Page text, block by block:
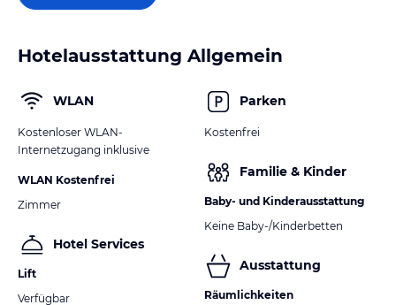
Hotelausstattung Allgemein
WLAN
Kostenloser WLAN-
Internetzugang inklusive
WLAN Kostenfrei
Zimmer
Hotel Services
Lift
Verfügbar
Parken
Kostenfrei
Familie & Kinder
Baby- und Kinderausstattung
Keine Baby-/Kinderbetten
Ausstattung
Räumlichkeiten